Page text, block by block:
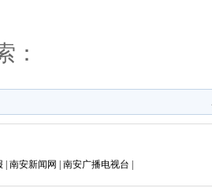
：
南安新闻网 南安广播电视台